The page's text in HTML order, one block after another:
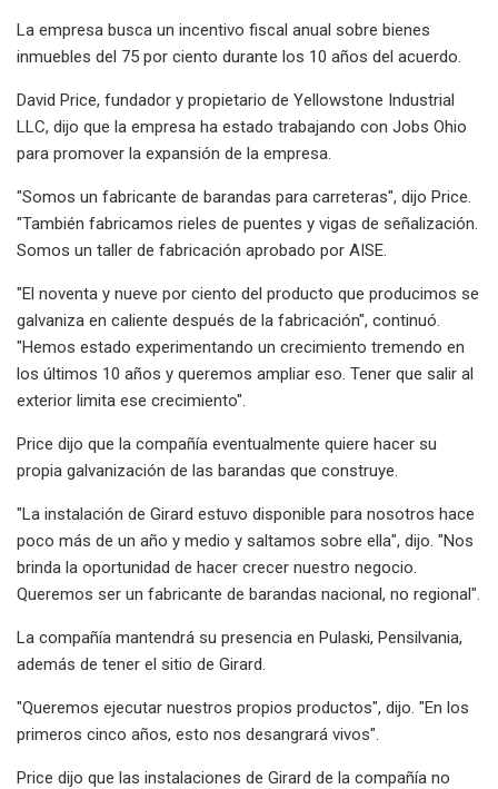
La empresa busca un incentivo fiscal anual sobre bienes
inmuebles del 75 por ciento durante los 10 años del acuerdo.
David Price, fundador y propietario de Yellowstone Industrial
LLC, dijo que la empresa ha estado trabajando con Jobs Ohio
para promover la expansión de la empresa.
"Somos un fabricante de barandas para carreteras", dijo Price.
"También fabricamos rieles de puentes y vigas de señalización.
Somos un taller de fabricación aprobado por AISE.
"El noventa y nueve por ciento del producto que producimos se
galvaniza en caliente después de la fabricación", continuó.
"Hemos estado experimentando un crecimiento tremendo en
los últimos 10 años y queremos ampliar eso. Tener que salir al
exterior limita ese crecimiento".
Price dijo que la compañía eventualmente quiere hacer su
propia galvanización de las barandas que construye.
"La instalación de Girard estuvo disponible para nosotros hace
poco más de un año y medio y saltamos sobre ella", dijo. "Nos
brinda la oportunidad de hacer crecer nuestro negocio.
Queremos ser un fabricante de barandas nacional, no regional".
La compañía mantendrá su presencia en Pulaski, Pensilvania,
además de tener el sitio de Girard.
"Queremos ejecutar nuestros propios productos", dijo. "En los
primeros cinco años, esto nos desangrará vivos".
Price dijo que las instalaciones de Girard de la compañía no